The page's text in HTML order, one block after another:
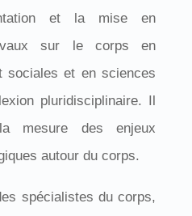
et la mise en
sur le corps en
sociales et en sciences
pluridisciplinaire. Il
mesure des enjeux
autour du corps.
spécialistes du corps,